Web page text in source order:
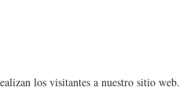
los visitantes a nuestro sitio web.